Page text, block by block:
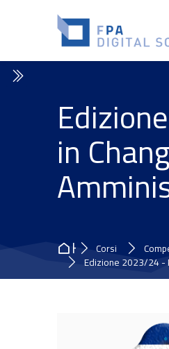
in
Home
Corsi
Edizione 2023/24 -